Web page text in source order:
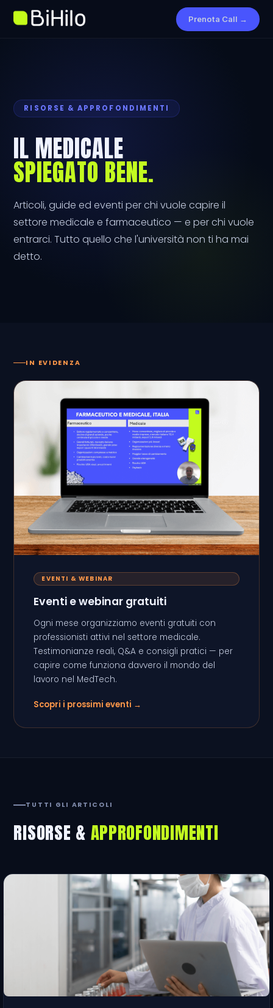
Prenota Call →
RISORSE & APPROFONDIMENTI
IL MEDICALE
SPIEGATO BENE.
Articoli, guide ed eventi per chi vuole capire il
settore medicale e farmaceutico — e per chi vuole
entrarci. Tutto quello che l'università non ti ha mai
detto.
IN EVIDENZA
EVENTI & WEBINAR
Eventi e webinar gratuiti
Ogni mese organizziamo eventi gratuiti con
professionisti attivi nel settore medicale.
Testimonianze reali, Q&A e consigli pratici — per
capire come funziona davvero il mondo del
lavoro nel MedTech.
Scopri i prossimi eventi →
TUTTI GLI ARTICOLI
RISORSE & APPROFONDIMENTI